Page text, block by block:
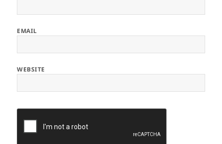
EMAIL
WEBSITE